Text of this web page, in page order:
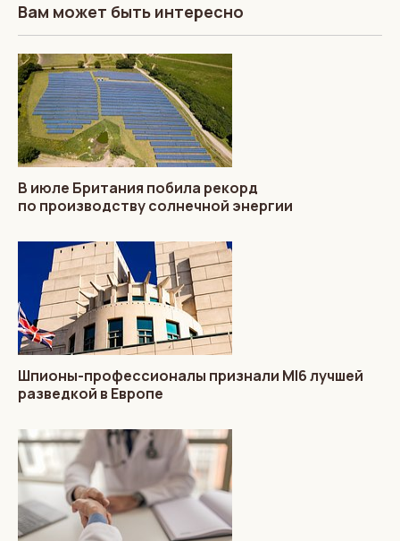
Вам может быть интересно
В июле Британия побила рекорд
по производству солнечной энергии
Шпионы-профессионалы признали MI6 лучшей
разведкой в Европе